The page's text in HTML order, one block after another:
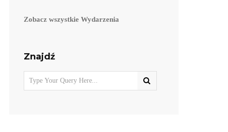
Zobacz wszystkie Wydarzenia
Znajdź